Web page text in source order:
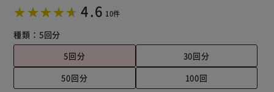
4.6 10件
種類： 5回分
5回分
30回分
50回分
100回